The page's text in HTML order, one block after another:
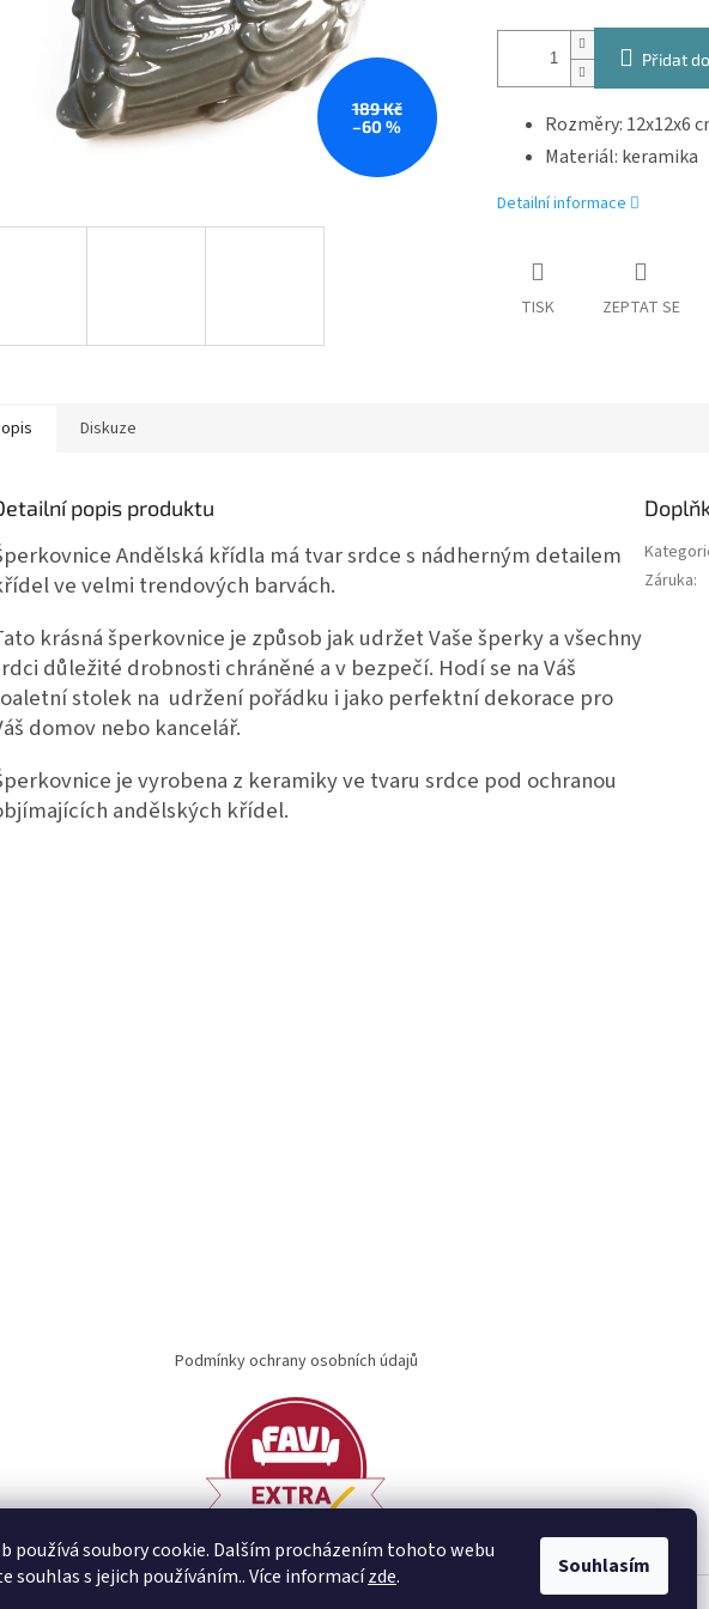
používá soubory cookie. Dalším procházením tohoto webu
souhlas s jejich používáním.. Více informacízde. Souhlasím
189 Kč
–60 %
Přidat
Rozměry: 12x12x6
Materiál: keramika
Detailní informace
TISK ZEPTAT SE
Diskuze
popis produktu
Andělská křídla má tvar srdce s nádherným detailem
ve velmi trendových barvách.
krásná šperkovnice je způsob jak udržet Vaše šperky a všechny
důležité drobnosti chráněné a v bezpečí. Hodí se na Váš
stolek na udržení pořádku i jako perfektní dekorace pro
domov nebo kancelář.
je vyrobena z keramiky ve tvaru srdce pod ochranou
andělských křídel.
Záruka:
Podmínky ochrany osobních údajů